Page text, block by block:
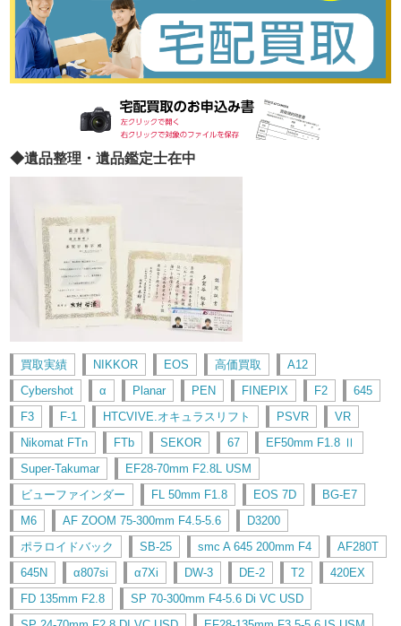
◆遺品整理・遺品鑑定士在中
買取実績 NIKKOR EOS 高価買取
A12
Cybershot
α Planar PEN FINEPIX F2
645
F3
F-1 HTCVIVE.オキュラスリフト PSVR
VR
Nikomat FTn
FTb SEKOR 67
EF50mm F1.8 Ⅱ
Super-Takumar
EF28-70mm F2.8L USM
ビューファインダー
FL 50mm F1.8 EOS 7D
BG-E7
M6
AF ZOOM 75-300mm F4.5-5.6
D3200
ポラロイドバック
SB-25 smc A 645 200mm F4
AF280T
645N
α807si α7Xi DW-3 DE-2 T2
420EX
FD 135mm F2.8
SP 70-300mm F4-5.6 Di VC USD